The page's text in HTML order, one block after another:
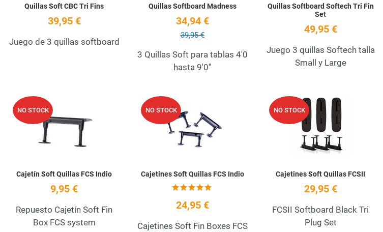
Quillas Soft CBC Tri Fins
39,95 €
Juego de 3 quillas softboard
Quillas Softboard Madness
34,94 €
39,95 €
3 Quillas Soft para tablas 4'0
hasta 9'0''
Quillas Softboard Softech Tri Fin
Set
49,95 €
Juego 3 quillas Softech talla
Small y Large
NO STOCK
Add to Wishlist
Quick View
Cajetín Soft Quillas FCS Indio
9,95 €
Repuesto Cajetín Soft Fin
Box FCS system
NO STOCK
Add to Wishlist
Quick View
Cajetines Soft Quillas FCS Indio
24,95 €
Cajetines Soft Fin Boxes FCS
NO STOCK
Cajetines Soft Quillas FCSII
29,95 €
FCSII Softboard Black Tri
Plug Set